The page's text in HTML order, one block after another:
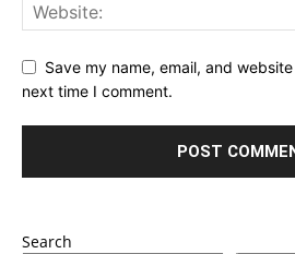
Save my name, email, and
next time I comment.
Search